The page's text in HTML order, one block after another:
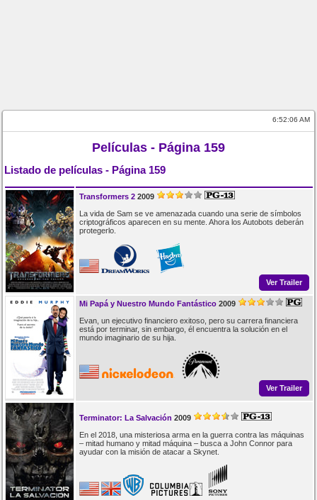
6:52:06 AM
Películas - Página 159
Listado de películas - Página 159
Transformers 2 2009
La vida de Sam se ve amenazada cuando una serie de símbolos
criptográficos aparecen en su mente. Ahora los Autobots deberán
protegerlo.
Ver Trailer
Mi Papá y Nuestro Mundo Fantástico 2009
Evan, un ejecutivo financiero exitoso, pero su carrera financiera
está por terminar, sin embargo, él encuentra la solución en el
mundo imaginario de su hija.
Ver Trailer
Terminator: La Salvación 2009
En el 2018, una misteriosa arma en la guerra contra las máquinas
– mitad humano y mitad máquina – busca a John Connor para
ayudar con la misión de atacar a Skynet.